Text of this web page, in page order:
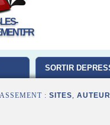
SORTIR
: SITES,